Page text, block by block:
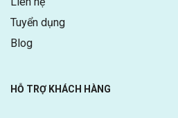
Tuyển dụng
Blog
HỖ TRỢ KHÁCH HÀNG